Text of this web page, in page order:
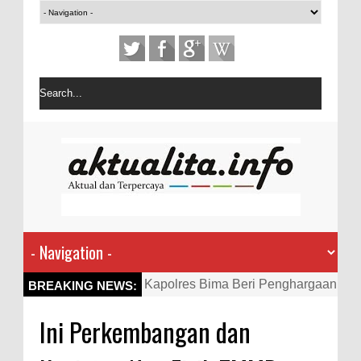
BREAKING NEWS:
Kapolres Bima Beri Penghargaan
Aktif Bantu Polisi Berantas
Ini Perkembangan dan